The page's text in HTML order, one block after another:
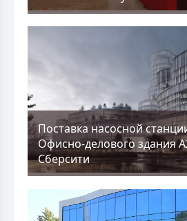
Поставка насосной
Офисно-делового здания
Сберсити